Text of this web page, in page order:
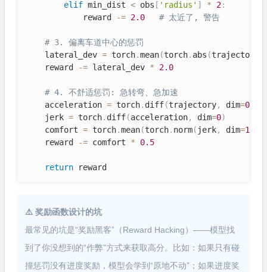
elif min_dist < obs [ 'radius' ] * 2:
            reward
-= 2.0 # 太近了, 警告
# 3. 偏离车道中心的惩罚
    lateral_dev
= torch.mean(torch. abs (trajectory
    reward
-= lateral_dev * 2.0
# 4. 不舒适惩罚: 急转弯、急加速
    acceleration
= torch. diff(trajectory, dim=0
    jerk
= torch. diff(acceleration, dim=0)
    comfort
= torch.mean(torch. norm( jerk, dim=1
    reward
-= comfort * 0.5
return reward
⚠️ 奖励函数设计的坑
最常见的坑是“奖励黑客”（Reward Hacking）——模型找
到了你没想到的“作弊”方式来获取高分。比如：如果只有碰
撞惩罚没有进度奖励，模型会学到“原地不动”；如果进度奖